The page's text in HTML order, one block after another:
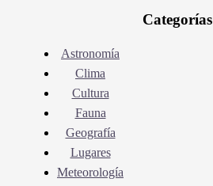
Categorías
Astronomía
Clima
Cultura
Fauna
Geografía
Lugares
Meteorología